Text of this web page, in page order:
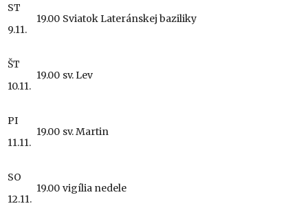
ST
9.11.
19.00 Sviatok Lateránskej baziliky
ŠT
10.11.
19.00 sv. Lev
PI
11.11.
19.00 sv. Martin
SO
12.11.
19.00 vigília nedele